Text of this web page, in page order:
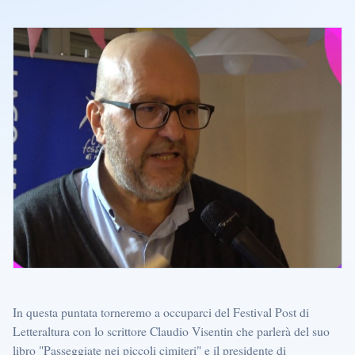
In questa puntata torneremo a occuparci del Festival Post di
Letteraltura con lo scrittore Claudio Visentin che parlerà del suo
libro "Passeggiate nei piccoli cimiteri" e il presidente di